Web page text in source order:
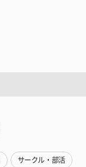
サークル・部活